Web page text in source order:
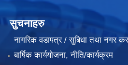
सुचनाहरु
नागरिक वडापत्र / सुबिधा तथा नगर कर
बार्षिक कार्ययोजना, नीति/कार्यक्रम